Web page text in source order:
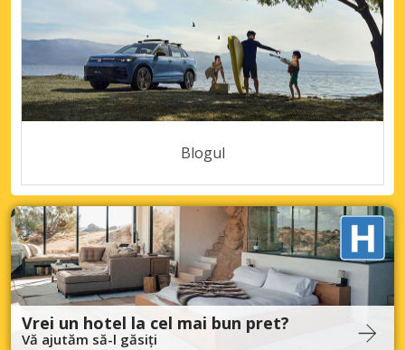
Blogul
Vrei un hotel la cel mai bun pret?
Vă ajutăm să-l găsiți